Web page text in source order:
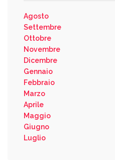
Agosto
Settembre
Ottobre
Novembre
Dicembre
Gennaio
Febbraio
Marzo
Aprile
Maggio
Giugno
Luglio